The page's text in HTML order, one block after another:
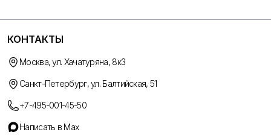
КОНТАКТЫ
Москва, ул. Хачатуряна, 8к3
Санкт-Петербург, ул. Балтийская, 51
+7-495-001-45-50
Написать в Max